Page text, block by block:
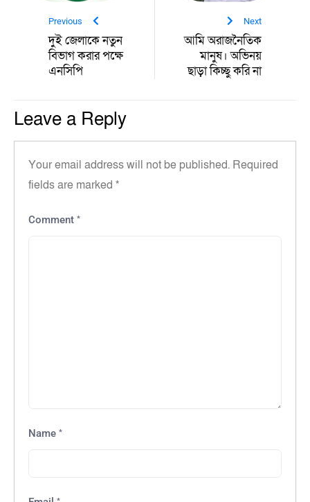
Previous
দুই জেলাকে নতুন
বিভাগ করার পক্ষে
এনসিপি
Next
আমি অরাজনৈতিক
মানুষ। অভিনয়
ছাড়া কিচ্ছু করি না
Leave a Reply
Your email address will not be published. Required
fields are marked *
Comment *
Name *